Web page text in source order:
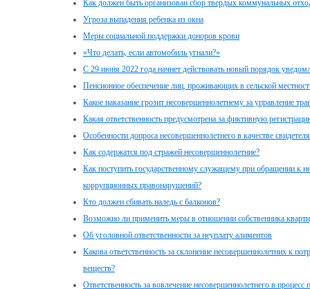
Как должен быть организован сбор твердых коммунальных
Угроза выпадения ребенка из окна
Меры социальной поддержки доноров крови
«Что делать, если автомобиль угнали?»
С 29 июня 2022 года начнет действовать новый порядок
Пенсионное обеспечение лиц, проживающих в сельской
Какое наказание грозит несовершеннолетнему за управление
Какая ответственность предусмотрена за фиктивную
Особенности допроса несовершеннолетнего в качестве
Как содержатся под стражей несовершеннолетние?
Как поступить государственному служащему при обращении к
коррупционных правонарушений?
Кто должен сбивать наледь с балконов?
Возможно ли применить меры в отношении собственника
Об уголовной ответственности за неуплату алиментов
Какова ответственность за склонение несовершеннолетних к
веществ?
Ответственность за вовлечение несовершеннолетнего в